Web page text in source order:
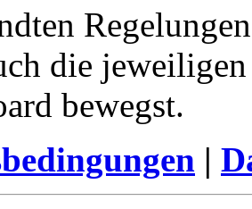
die
bewegst.
|